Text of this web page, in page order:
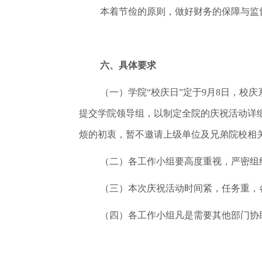
本着节俭的原则，做好财务的保障与
六、具体要求
（一）学院“校庆日”定于9月8日，校
提交学院领导组，以制定全院的庆祝活动
烦的初衷，暂不邀请上级单位及兄弟院校
（二）各工作小组要高度重视，严密
（三）本次庆祝活动时间紧，任务重
（四）各工作小组凡是需要其他部门